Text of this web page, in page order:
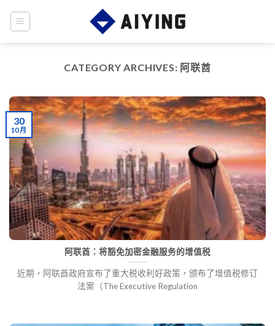
CATEGORY ARCHIVES: 阿联酋
阿联酋：将豁免加密金融服务的增值税
近期，阿联酋政府宣布了重大税收利好政策，颁布了增值税修订
法案（The Executive Regulation
30
10 月